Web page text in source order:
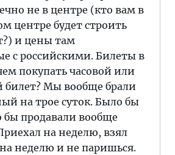
не в центре (кто вам в
центре будет строить
и цены там
с российскими. Билеты в
покупать часовой или
билет? Мы вообще брали
на трое суток. Было бы
бы продавали вообще
на неделю, взял
на неделю и не паришься.